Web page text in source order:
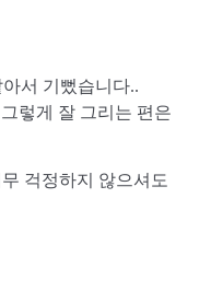
서 기뻤습니다..
렇게 잘 그리는 편은
걱정하지 않으셔도